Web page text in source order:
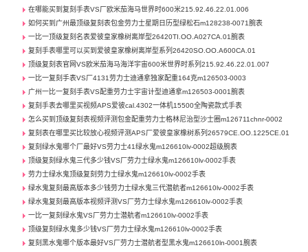
在哪能买到复刻手表VS厂欧米茄海马世界时600米215.92.46.22.01.006
如何买到广州最顶级复刻表包金劳力士星期日历型绿松石m128238-0071腕表
一比一顶级复刻名表爱彼皇家橡树离岸型26420TI.OO.A027CA.01腕表
复刻手表哪里可以买到爱彼皇家橡树离岸型系列26420SO.OO.A600CA.01
顶级复刻表官网VS欧米茄海马海洋宇宙600米世界时系列215.92.46.22.01.007
一比一复刻手表VS厂4131劳力士迪通拿独家配重164克m126503-0003
广州一比一复刻手表VS配重劳力士宇宙计型迪通拿m126503-0001腕表
复刻手表去哪里买视频APS爱彼cal.4302一体机15500全陶瓷款式手表
怎么买到顶级复刻表视频评测包金配重劳力士格林尼治型沙士圈m126711chnr-0002
复刻表在哪里买比较放心视频评测APS厂爱彼皇家橡树系列26579CE.OO.1225CE.01
复刻绿水鬼哪个厂最好VS劳力士41绿水鬼m126610lv-0002超级腕表
顶级复刻绿水鬼三代多少钱VS厂劳力士绿水鬼m126610lv-0002手表
劳力士绿水鬼顶级复刻劳力士绿水鬼m126610lv-0002手表
绿水鬼复刻最高版本多少钱劳力士绿水鬼三代潜航者m126610lv-0002手表
绿水鬼复刻最高版本视频评测VS厂劳力士绿水鬼m126610lv-0002手表
一比一复刻绿水鬼VS厂劳力士潜航者m126610lv-0002手表
顶级复刻绿水鬼多少钱VS厂劳力士绿水鬼m126610lv-0002手表
复刻黑水鬼哪个版本最好VS厂劳力士潜航者型黑水鬼m126610ln-0001腕表